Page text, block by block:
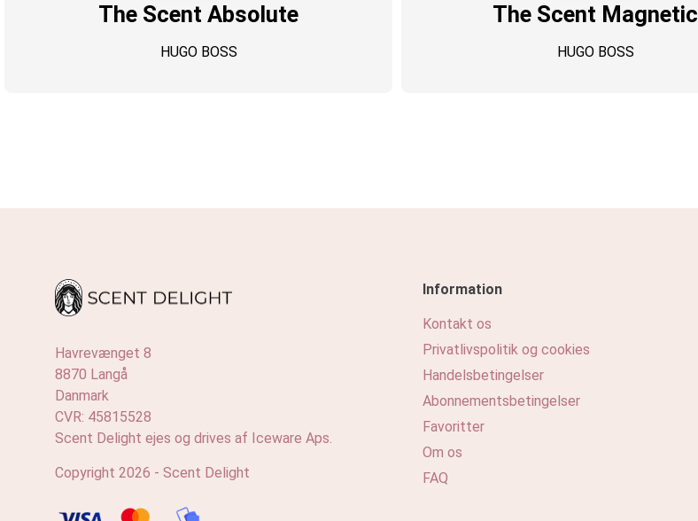
The Scent Absolute
HUGO BOSS
The Scent Magnetic
HUGO BOSS
Havrevænget 8
8870 Langå
Danmark
CVR: 45815528
Scent Delight ejes og drives af Iceware Aps.
Copyright 2026 - Scent Delight
Information
Kontakt os
Privatlivspolitik og cookies
Handelsbetingelser
Abonnementsbetingelser
Favoritter
Om os
FAQ